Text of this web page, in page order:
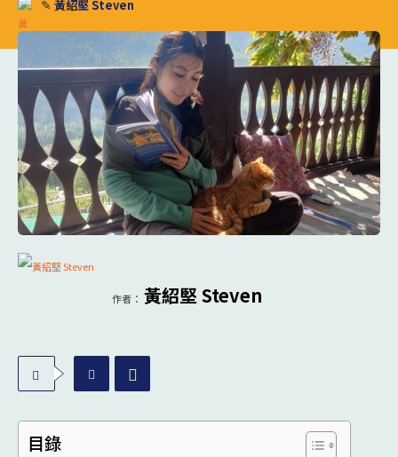
✎ 黃紹堅 Steven
作者： 黃紹堅 Steven
目錄